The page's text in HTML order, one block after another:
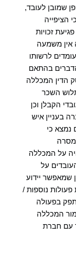
שמובן לעובד,
הציפייה
זכויות
אין משמעה
לרשותו
בהתאם
הדין המכללה
השכר
הקבלן וכן
בעניין איש
נמצא כי
על המכללה
על
יידוע
נוספות /
בפעולה
המכללה
עם חברת